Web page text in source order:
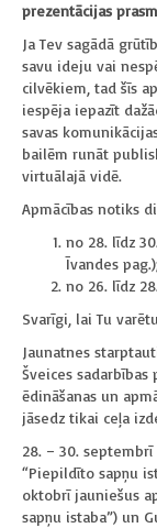
prezentācijas
Ja Tev sagādā
savu ideju vai
cilvēkiem, tad šīs
iespēja iepazīt
savas
bailēm runāt
virtuālajā vidē.
Apmācības notiks
no 28. līdz
Īvandes
no 26. līdz
Svarīgi, lai Tu
Jaunatnes
Šveices sadarbības
ēdināšanas un
jāsedz tikai ceļa
28. – 30.
“Piepildīto sapņu
oktobrī jauniešus
sapņu istaba”) un